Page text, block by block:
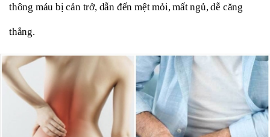
thông máu bị cản trở, dẫn đến mệt mỏi, mất ngủ, dễ căng
thẳng.